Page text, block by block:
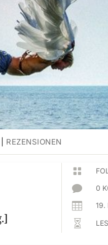
REZENSIONEN

 0
 19.
